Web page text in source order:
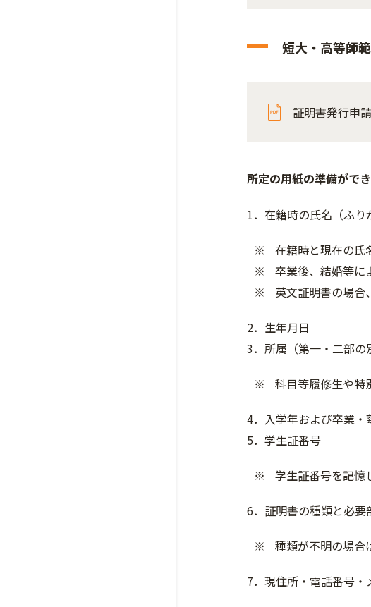
短大・高等師
証明書発行申
所定の用紙の準備がで
1．在籍時の氏名（ふり
在籍時と現在の氏
卒業後、結婚等に
英文証明書の場合
2．生年月日
3．所属（第一・二部の
科目等履修生や特
4．入学年および卒業・
5．学生証番号
学生証番号を記憶
6．証明書の種類と必要
種類が不明の場合
7．現住所・電話番号・